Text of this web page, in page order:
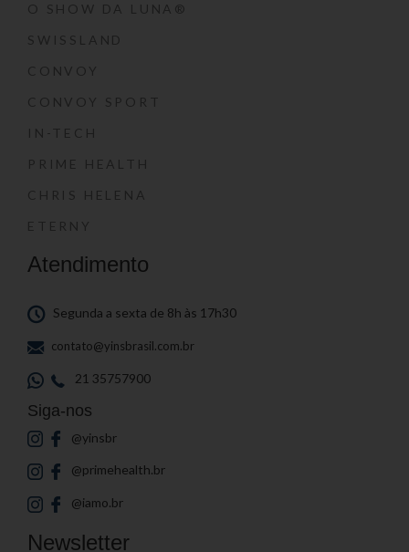
O SHOW DA LUNA®
SWISSLAND
CONVOY
CONVOY SPORT
IN-TECH
PRIME HEALTH
CHRIS HELENA
ETERNY
Atendimento
Segunda a sexta de 8h às 17h30
contato@yinsbrasil.com.br
21 35757900
Siga-nos
@yinsbr
@primehealth.br
@iamo.br
Newsletter